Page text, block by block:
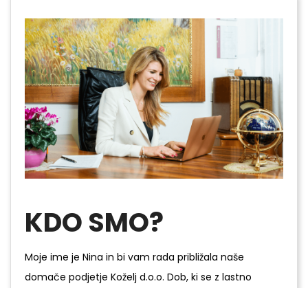
KDO SMO?
Moje ime je Nina in bi vam rada približala naše
domače podjetje Koželj d.o.o. Dob, ki se z lastno